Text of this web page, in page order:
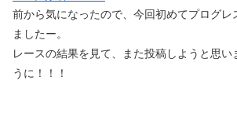
前から気になったので、今回初めてプログレ
ましたー。
レースの結果を見て、また投稿しようと思い
うに！！！